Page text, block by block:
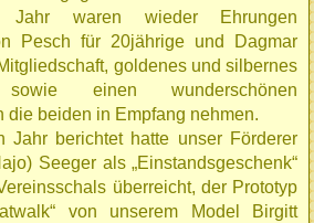
waren wieder Ehrungen
Pesch für 20jährige und Dagmar
goldenes und silbernes
sowie einen wunderschönen
die beiden in Empfang nehmen.
Jahr berichtet hatte unser Förderer
Seeger als „Einstandsgeschenk“
überreicht, der Prototyp
von unserem Model Birgitt